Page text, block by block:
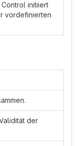
initiiert
vordefinierten
der